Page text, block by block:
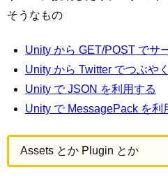
そうなもの
Unity から GET/POST でサ
Unity から Twitter でつぶやく
Unity で JSON を利用する
Unity で MessagePack を利
Assets とか Plugin とか